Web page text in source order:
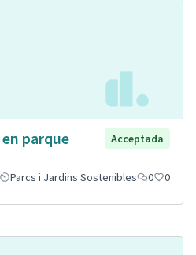
parque
Acceptada
Parcs i Jardins Sostenibles 0 0